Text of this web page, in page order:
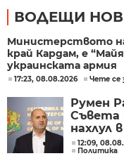
ВОДЕЩИ
Министерството
край Кардам, е
украинската армия
17:23, 08.08.2026 Чете се
Румен
Съвета
нахлул
12:09,
Политика